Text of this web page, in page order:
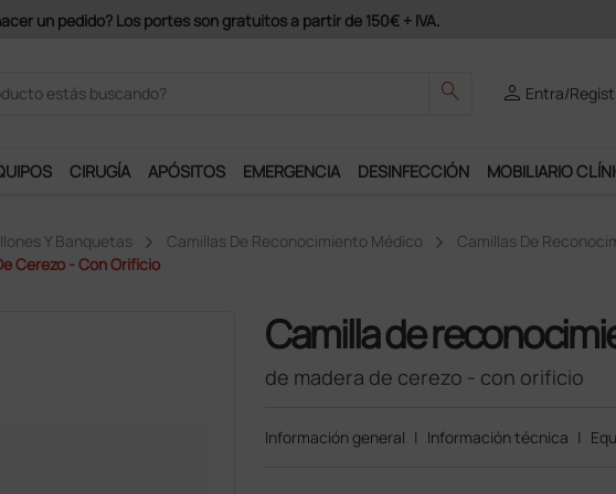
Ds Plus y podrás disfrutar de muchos servicios exclusivos.
search person Entra/
CIRUGÍA APÓSITOS EMERGENCIA DESINFECCIÓN MOBILIARIO
Y Banquetas Camillas De Reconocimiento Médico
Camillas De
Cerezo - Con Orificio
Camilla de
de madera de cerezo - con orificio
Información general | Información técnica |